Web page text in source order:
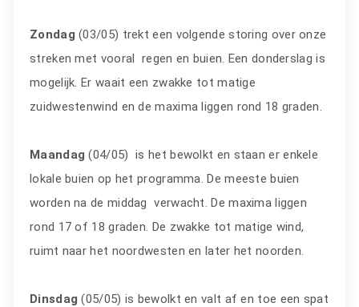
Zondag(03/05) trekt een volgende storing over onze
streken met vooral regen en buien. Een donderslag is
mogelijk. Er waait een zwakke tot matige
zuidwestenwind en de maxima liggen rond 18 graden.
Maandag(04/05) is het bewolkt en staan er enkele
lokale buien op het programma. De meeste buien
worden na de middag verwacht. De maxima liggen
rond 17 of 18 graden. De zwakke tot matige wind,
ruimt naar het noordwesten en later het noorden.
Dinsdag(05/05) is bewolkt en valt af en toe een spat